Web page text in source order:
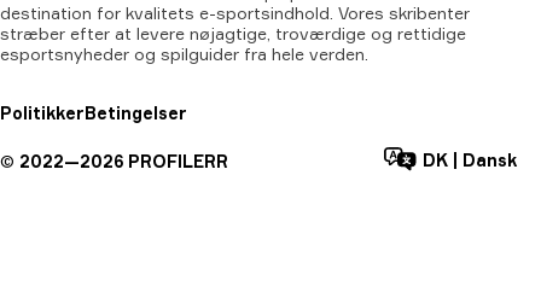
destination for kvalitets e-sportsindhold. Vores skribenter
stræber efter at levere nøjagtige, troværdige og rettidige
esportsnyheder og spilguider fra hele verden.
PolitikkerBetingelser
© 2022—2026 PROFILERR DK Dansk